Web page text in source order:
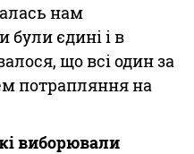
нам
були єдині і в
що всі один за
потрапляння на
виборювали